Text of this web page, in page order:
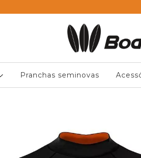
Pranchas seminovas